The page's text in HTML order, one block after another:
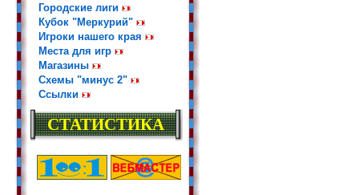
Городские лиги
Кубок "Меркурий"
Игроки нашего края
Места для игр
Магазины
Схемы "минус 2"
Ссылки
СТАТИСТИКА